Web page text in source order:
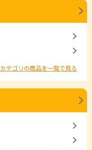
カテゴリの商品を一覧で見る